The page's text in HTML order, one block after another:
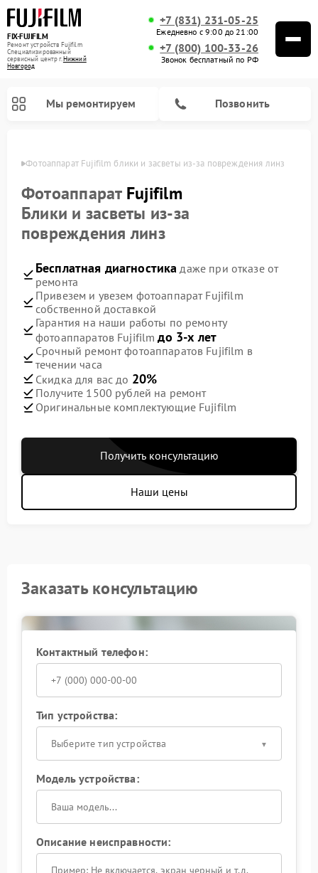
FIX-FUJIFILM
Ремонт устройств Fujifilm
Специализированный
cервисный центр г.Нижний
Новгород
+7 (831) 231-05-25
Ежедневно с 9:00 до 21:00
+7 (800) 100-33-26
Звонок бесплатный по РФ
Мы ремонтируем Позвонить
Фотоаппарат Fujifilm блики и засветы из‑за повреждения линз
Фотоаппарат Fujifilm
Блики и засветы из‑за
повреждения линз
Бесплатная диагностика даже при отказе от
ремонта
Привезем и увезем фотоаппарат Fujifilm
собственной доставкой
Гарантия на наши работы по ремонту
фотоаппаратов Fujifilmдо 3-х лет
Срочный ремонт фотоаппаратов Fujifilm в
течении часа
Скидка для вас до 20%
Получите 1500 рублей на ремонт
Оригинальные комплектующие Fujifilm
Получить консультацию
Наши цены
Заказать консультацию
Контактный телефон:
Тип устройства:
Выберите тип устройства
Модель устройства:
Описание неисправности: